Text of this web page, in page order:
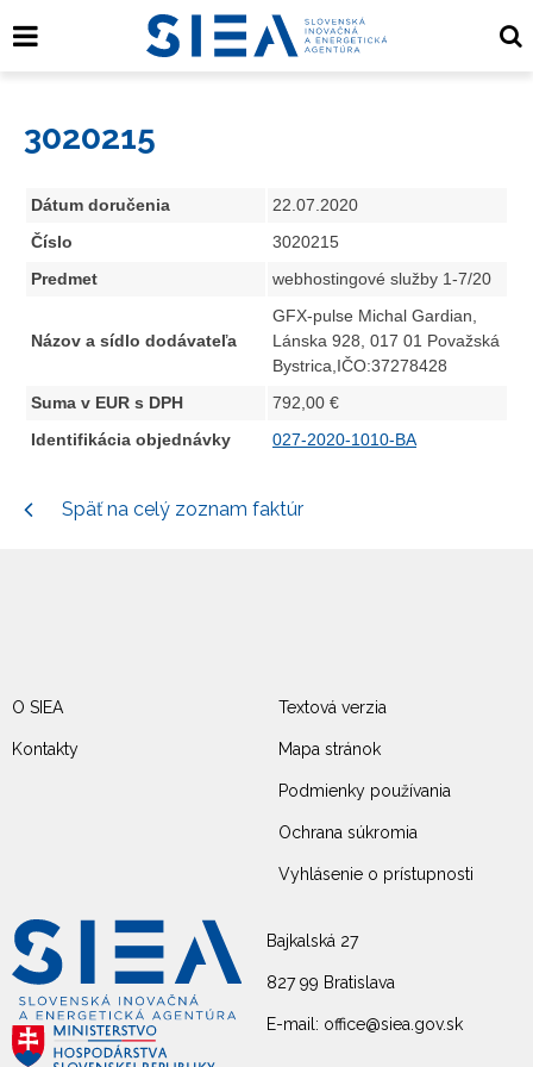
3020215
Dátum doručenia
22.07.2020
Číslo
3020215
Predmet
webhostingové služby 1-7/20
Názov a sídlo dodávateľa
GFX-pulse Michal Gardian,
Lánska 928, 017 01 Považská
Bystrica,IČO:37278428
Suma v EUR s DPH
792,00 €
Identifikácia objednávky
027-2020-1010-BA
Späť na celý zoznam faktúr
Bajkalská 27
827 99 Bratislava
E-mail: office@siea.gov.sk
O SIEA
Kontakty
Textová verzia
Mapa stránok
Podmienky používania
Ochrana súkromia
Vyhlásenie o prístupnosti